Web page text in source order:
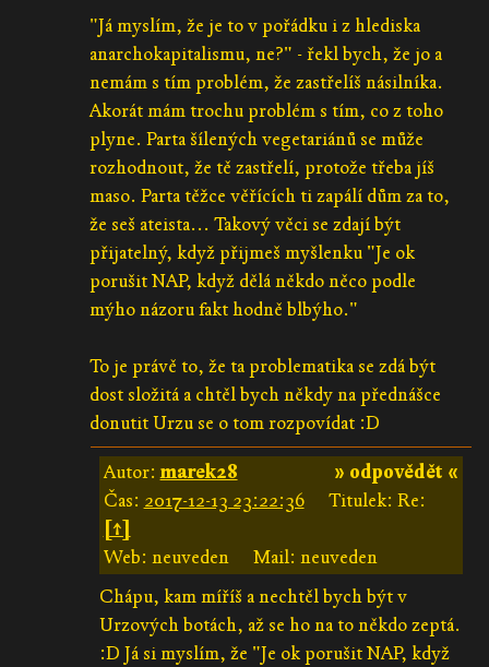
"Já myslím, že je to v pořádku i z hlediska
anarchokapitalismu, ne?" - řekl bych, že jo a
nemám s tím problém, že zastřelíš násilníka.
Akorát mám trochu problém s tím, co z toho
plyne. Parta šílených vegetariánů se může
rozhodnout, že tě zastřelí, protože třeba jíš
maso. Parta těžce věřících ti zapálí dům za to,
že seš ateista... Takový věci se zdají být
přijatelný, když přijmeš myšlenku "Je ok
porušit NAP, když dělá někdo něco podle
mýho názoru fakt hodně blbýho."
To je právě to, že ta problematika se zdá být
dost složitá a chtěl bych někdy na přednášce
donutit Urzu se o tom rozpovídat :D
» odpovědět «
Autor:marek28
Čas: 2017-12-13 23:22:36
Titulek: Re:
[↑]
Web: neuveden
Mail: neuveden
Chápu, kam míříš a nechtěl bych být v
Urzových botách, až se ho na to někdo zeptá.
:D Já si myslím, že "Je ok porušit NAP, když